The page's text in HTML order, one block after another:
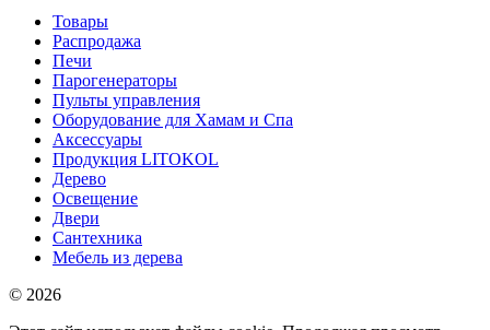
Товары
Распродажа
Печи
Парогенераторы
Пульты управления
Оборудование для Хамам и Спа
Аксессуары
Продукция LITOKOL
Дерево
Освещение
Двери
Сантехника
Мебель из дерева
© 2026